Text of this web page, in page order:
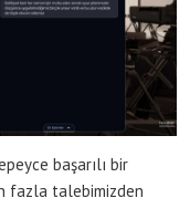
başarılı bir
fazla talebimizden